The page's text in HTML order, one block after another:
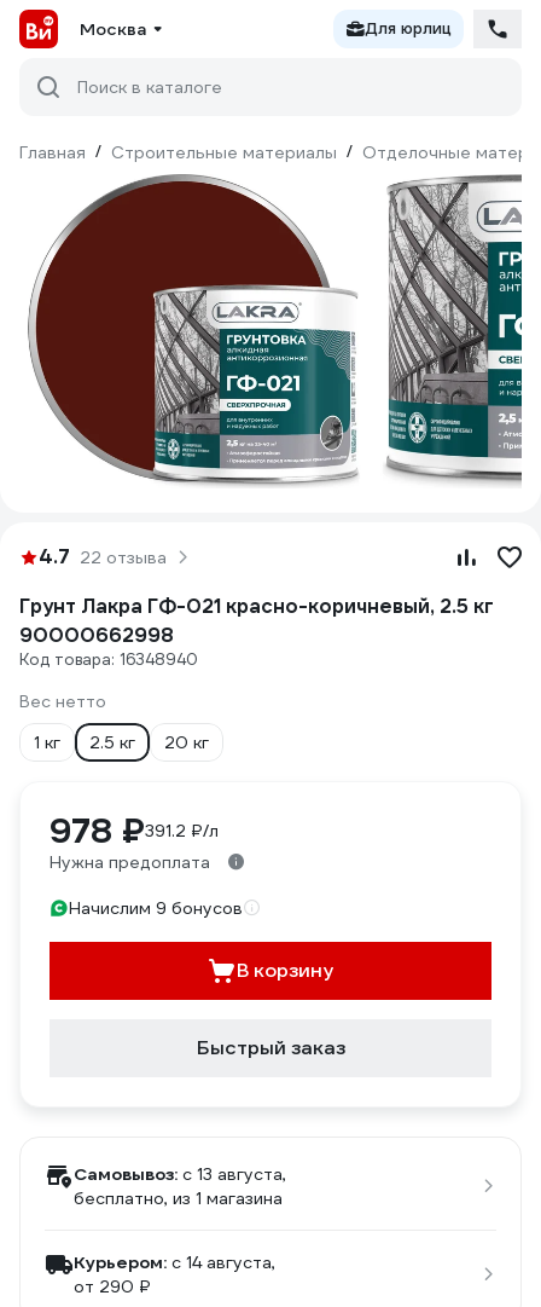
Москва Для юрлиц
Поиск в каталоге
Главная / Строительные материалы / Отделочные
4.7 22 отзыва
Грунт Лакра ГФ-021 красно-коричневый, 2.5 кг
90000662998
Код товара: 16348940
Вес нетто
1 кг
2.5 кг 20 кг
978 ₽391.2 ₽/л
Нужна предоплата
Начислим 9 бонусов
В корзину
Быстрый заказ
Самовывоз: c 13 августа,
бесплатно, из 1 магазина
Курьером: c 14 августа,
от 290 ₽